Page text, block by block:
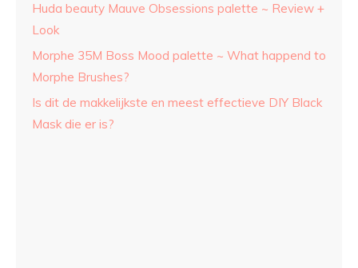
Huda beauty Mauve Obsessions palette ~ Review +
Look
Morphe 35M Boss Mood palette ~ What happend to
Morphe Brushes?
Is dit de makkelijkste en meest effectieve DIY Black
Mask die er is?